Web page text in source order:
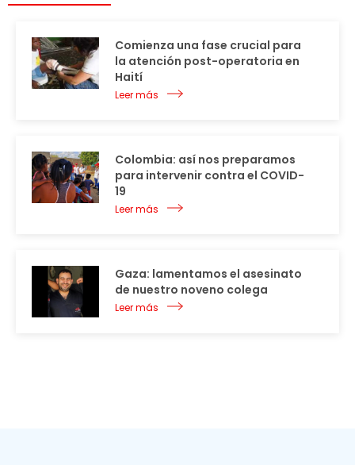
Comienza una fase crucial para
la atención post-operatoria en
Haití
Leer más
Colombia: así nos preparamos
para intervenir contra el COVID-
19
Leer más
Gaza: lamentamos el asesinato
de nuestro noveno colega
Leer más